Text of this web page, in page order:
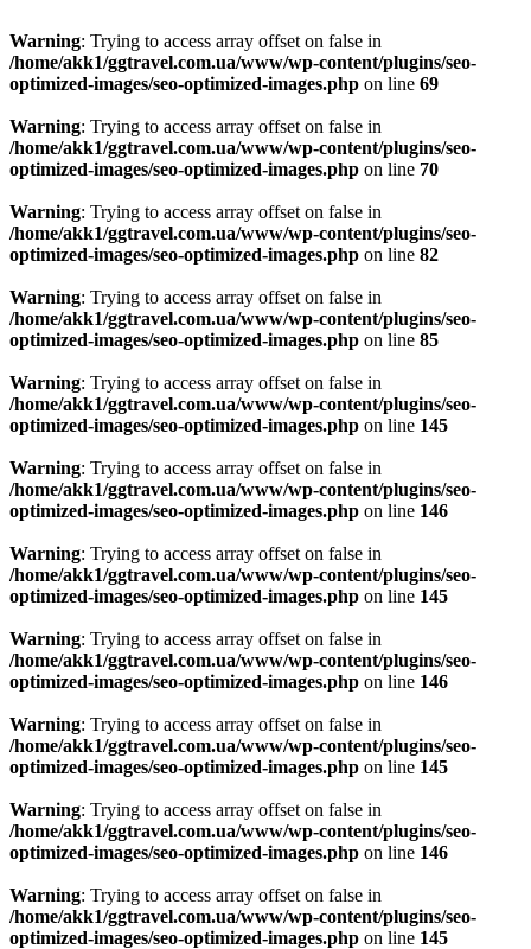
Warning: Trying to access array offset on false in
/home/akk1/ggtravel.com.ua/www/wp-content/plugins/seo-
optimized-images/seo-optimized-images.php on line 69
Warning: Trying to access array offset on false in
/home/akk1/ggtravel.com.ua/www/wp-content/plugins/seo-
optimized-images/seo-optimized-images.php on line 70
Warning: Trying to access array offset on false in
/home/akk1/ggtravel.com.ua/www/wp-content/plugins/seo-
optimized-images/seo-optimized-images.php on line 82
Warning: Trying to access array offset on false in
/home/akk1/ggtravel.com.ua/www/wp-content/plugins/seo-
optimized-images/seo-optimized-images.php on line 85
Warning: Trying to access array offset on false in
/home/akk1/ggtravel.com.ua/www/wp-content/plugins/seo-
optimized-images/seo-optimized-images.php on line 145
Warning: Trying to access array offset on false in
/home/akk1/ggtravel.com.ua/www/wp-content/plugins/seo-
optimized-images/seo-optimized-images.php on line 146
Warning: Trying to access array offset on false in
/home/akk1/ggtravel.com.ua/www/wp-content/plugins/seo-
optimized-images/seo-optimized-images.php on line 145
Warning: Trying to access array offset on false in
/home/akk1/ggtravel.com.ua/www/wp-content/plugins/seo-
optimized-images/seo-optimized-images.php on line 146
Warning: Trying to access array offset on false in
/home/akk1/ggtravel.com.ua/www/wp-content/plugins/seo-
optimized-images/seo-optimized-images.php on line 145
Warning: Trying to access array offset on false in
/home/akk1/ggtravel.com.ua/www/wp-content/plugins/seo-
optimized-images/seo-optimized-images.php on line 146
Warning: Trying to access array offset on false in
/home/akk1/ggtravel.com.ua/www/wp-content/plugins/seo-
optimized-images/seo-optimized-images.php on line 145